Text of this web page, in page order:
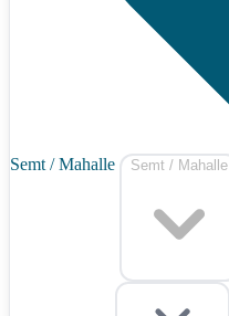
Semt / Mahalle Semt / Mahalle